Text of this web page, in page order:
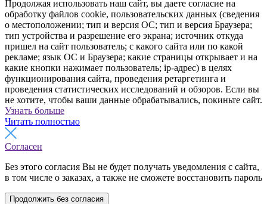
Продолжая использовать наш сайт, вы даете согласие на
обработку файлов cookie, пользовательских данных (сведения
о местоположении; тип и версия ОС; тип и версия Браузера;
тип устройства и разрешение его экрана; источник откуда
пришел на сайт пользователь; с какого сайта или по какой
рекламе; язык ОС и Браузера; какие страницы открывает и на
какие кнопки нажимает пользователь; ip-адрес) в целях
функционирования сайта, проведения ретаргетинга и
проведения статистических исследований и обзоров. Если вы
не хотите, чтобы ваши данные обрабатывались, покиньте сайт.
Узнать больше
Читать полностью
Согласен
Без этого согласия Вы не будет получать уведомления с сайта,
в том числе о заказах, а также не сможете восстановить пароль
Продолжить без согласия